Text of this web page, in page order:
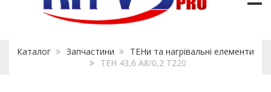
Каталог Запчастини
ТЕНи та нагрівальні елементи
ТЕН 43,6 А8/0,2 Т220